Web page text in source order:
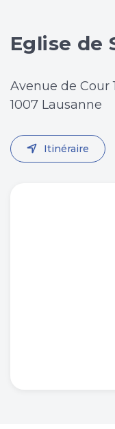
Eglise de
Avenue de Cour
1007 Lausanne
Itinéraire